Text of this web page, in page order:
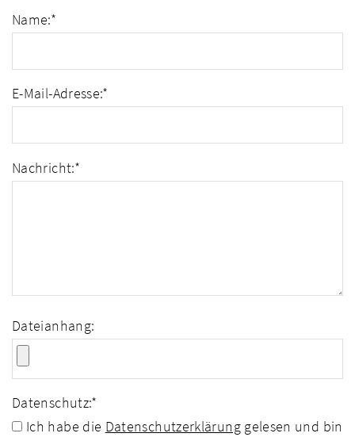
Name:*
E-Mail-Adresse:*
Nachricht:*
Dateianhang:
Datenschutz:*
Ich habe die Datenschutzerklärunggelesen und bin